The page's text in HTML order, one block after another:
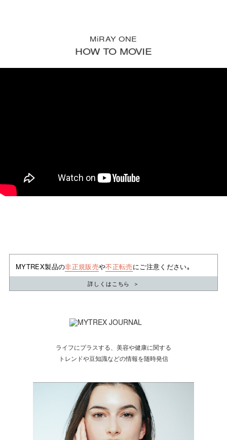
MiRAY ONE
HOW TO MOVIE
MYTREX製品の非正規販売や不正転売にご注意ください｡
詳しくはこちら ＞
ライフにプラスする、美容や健康に関する
トレンドや豆知識などの情報を随時発信